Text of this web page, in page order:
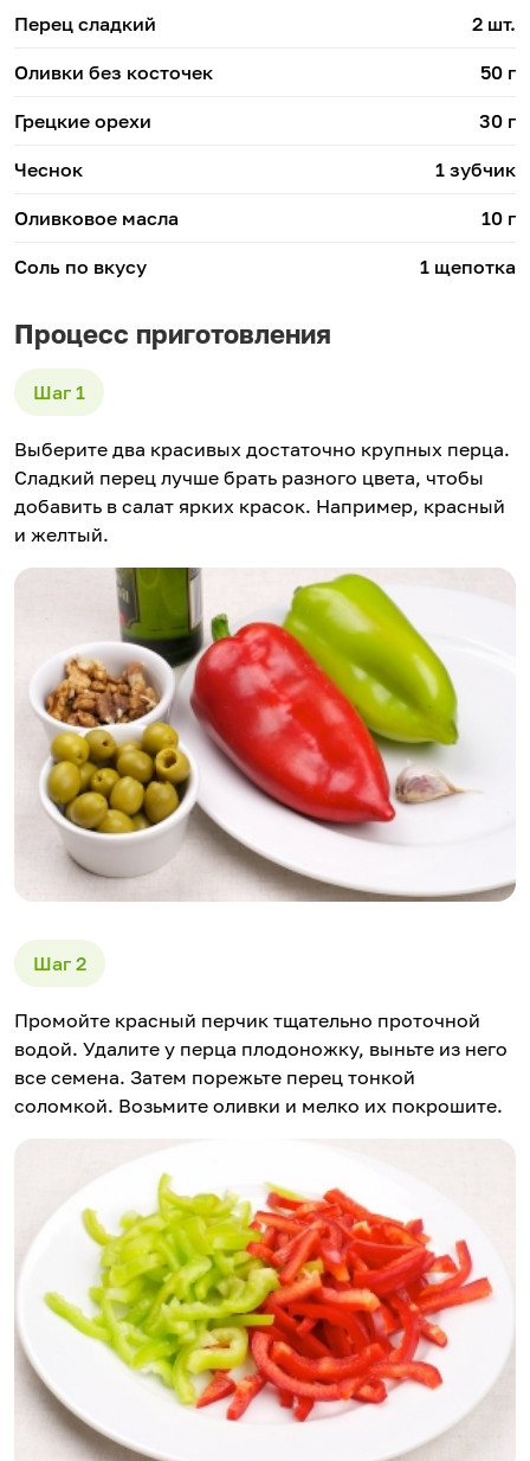
Перец сладкий 2 шт.
Оливки без косточек 50 г
Грецкие орехи 30 г
Чеснок 1 зубчик
Оливковое масла 10 г
Соль по вкусу 1 щепотка
Процесс приготовления
Выберите два красивых достаточно крупных перца.
Сладкий перец лучше брать разного цвета, чтобы
добавить в салат ярких красок. Например, красный
и желтый.
Промойте красный перчик тщательно проточной
водой. Удалите у перца плодоножку, выньте из него
все семена. Затем порежьте перец тонкой
соломкой. Возьмите оливки и мелко их покрошите.